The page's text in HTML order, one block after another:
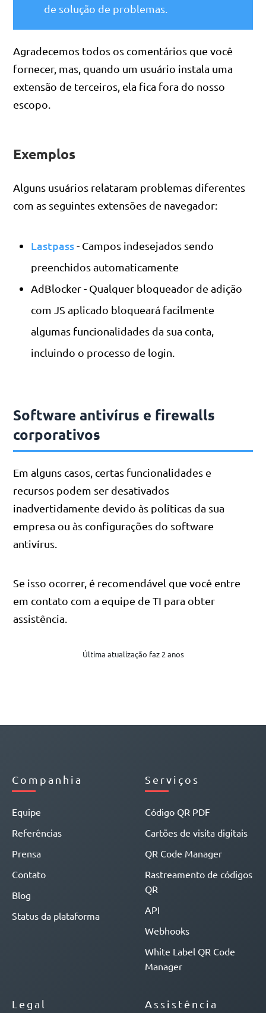
de solução de problemas.
Agradecemos todos os comentários que você
fornecer, mas, quando um usuário instala uma
extensão de terceiros, ela fica fora do nosso
escopo.
Exemplos
Alguns usuários relataram problemas diferentes
com as seguintes extensões de navegador:
Lastpass- Campos indesejados sendo
preenchidos automaticamente
AdBlocker - Qualquer bloqueador de adição
com JS aplicado bloqueará facilmente
algumas funcionalidades da sua conta,
incluindo o processo de login.
Software antivírus e firewalls
corporativos
Em alguns casos, certas funcionalidades e
recursos podem ser desativados
inadvertidamente devido às políticas da sua
empresa ou às configurações do software
antivírus.
Se isso ocorrer, é recomendável que você entre
em contato com a equipe de TI para obter
assistência.
Última atualização faz 2 anos
Companhia
Equipe
Referências
Prensa
Contato
Blog
Status da plataforma
Serviços
Código QR PDF
Cartões de visita digitais
QR Code Manager
Rastreamento de códigos
QR
API
Webhooks
White Label QR Code
Manager
Legal Assistência